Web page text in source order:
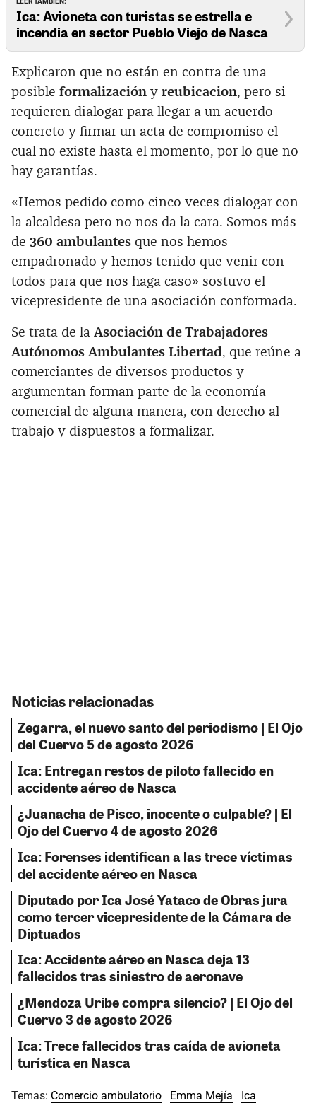
Ica: Avioneta con turistas se estrella e
incendia en sector Pueblo Viejo de Nasca
Explicaron que no están en contra de una
posible formalización y reubicacion, pero si
requieren dialogar para llegar a un acuerdo
concreto y firmar un acta de compromiso el
cual no existe hasta el momento, por lo que no
hay garantías.
«Hemos pedido como cinco veces dialogar con
la alcaldesa pero no nos da la cara. Somos más
de 360 ambulantes que nos hemos
empadronado y hemos tenido que venir con
todos para que nos haga caso» sostuvo el
vicepresidente de una asociación conformada.
Se trata de la Asociación de Trabajadores
Autónomos Ambulantes Libertad, que reúne a
comerciantes de diversos productos y
argumentan forman parte de la economía
comercial de alguna manera, con derecho al
trabajo y dispuestos a formalizar.
Noticias relacionadas
Zegarra, el nuevo santo del periodismo | El Ojo
del Cuervo 5 de agosto 2026
Ica: Entregan restos de piloto fallecido en
accidente aéreo de Nasca
¿Juanacha de Pisco, inocente o culpable? | El
Ojo del Cuervo 4 de agosto 2026
Ica: Forenses identifican a las trece víctimas
del accidente aéreo en Nasca
Diputado por Ica José Yataco de Obras jura
como tercer vicepresidente de la Cámara de
Diptuados
Ica: Accidente aéreo en Nasca deja 13
fallecidos tras siniestro de aeronave
¿Mendoza Uribe compra silencio? | El Ojo del
Cuervo 3 de agosto 2026
Ica: Trece fallecidos tras caída de avioneta
turística en Nasca
Temas: Comercio ambulatorio Emma Mejía Ica